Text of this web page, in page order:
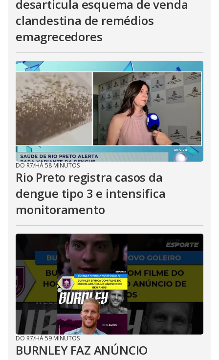
desarticula esquema de venda
clandestina de remédios
emagrecedores
DO R7/HÁ 58 MINUTOS
Rio Preto registra casos da
dengue tipo 3 e intensifica
monitoramento
DO R7/HÁ 59 MINUTOS
BURNLEY FAZ ANÚNCIO